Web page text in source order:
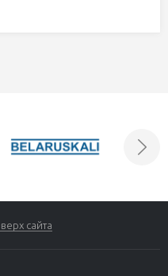
сайта